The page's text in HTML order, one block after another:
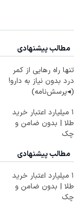
مطالب پیشنهادی
تنها راه رهایی از کمر
درد بدون نیاز به دارو!
(◂پرسش‌نامه)
۱ میلیارد اعتبار خرید
طلا | بدون ضامن و
چک
مطالب پیشنهادی
۱ میلیارد اعتبار خرید
طلا | بدون ضامن و
چک